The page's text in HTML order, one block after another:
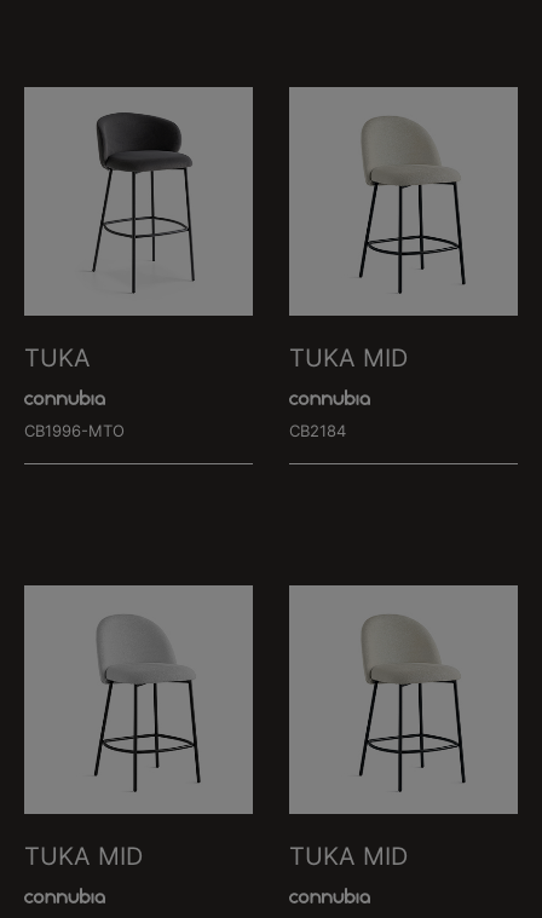
TUKA
CB1996-MTO
TUKA MID
CB2184
TUKA MID TUKA MID